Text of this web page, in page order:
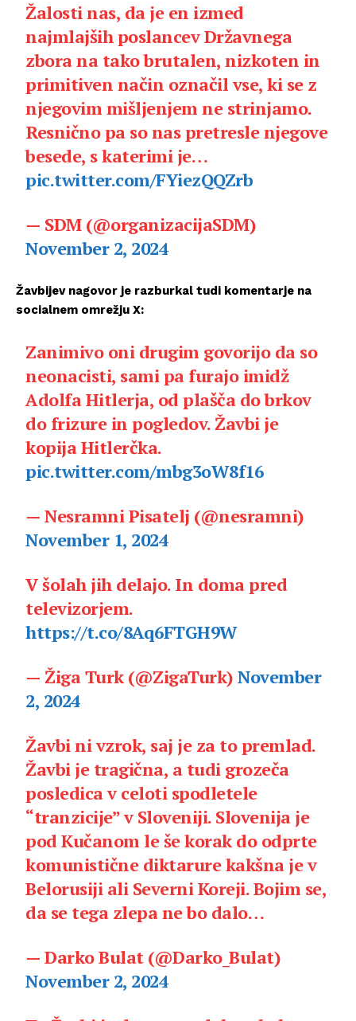
Žalosti nas, da je en izmed
najmlajših poslancev Državnega
zbora na tako brutalen, nizkoten in
primitiven način označil vse, ki se z
njegovim mišljenjem ne strinjamo.
Resnično pa so nas pretresle njegove
besede, s katerimi je…
pic.twitter.com/FYiezQQZrb
— SDM (@organizacijaSDM)
November 2, 2024
Žavbijev nagovor je razburkal tudi komentarje na
socialnem omrežju X:
Zanimivo oni drugim govorijo da so
neonacisti, sami pa furajo imidž
Adolfa Hitlerja, od plašča do brkov
do frizure in pogledov. Žavbi je
kopija Hitlerčka.
pic.twitter.com/mbg3oW8f16
— Nesramni Pisatelj (@nesramni)
November 1, 2024
V šolah jih delajo. In doma pred
televizorjem.
https://t.co/8Aq6FTGH9W
— Žiga Turk (@ZigaTurk)November
2, 2024
Žavbi ni vzrok, saj je za to premlad.
Žavbi je tragična, a tudi grozeča
posledica v celoti spodletele
“tranzicije” v Sloveniji. Slovenija je
pod Kučanom le še korak do odprte
komunistične diktarure kakšna je v
Belorusiji ali Severni Koreji. Bojim se,
da se tega zlepa ne bo dalo…
— Darko Bulat (@Darko_Bulat)
November 2, 2024